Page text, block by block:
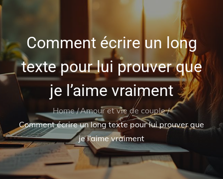
Comment écrire un long
texte pour lui prouver que
je l’aime vraiment
Home Amour et vie de couple
Comment écrire un long texte pour lui prouver que
je l’aime vraiment